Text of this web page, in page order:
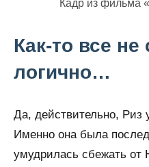
Кадр из фильма
Как-то все не
логично…
Да, действительно, Риз
Именно она была
умудрилась сбежать